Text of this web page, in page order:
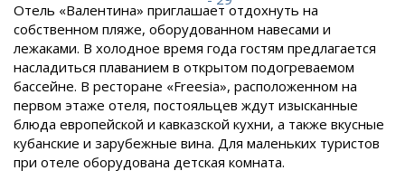
Отель «Валентина» приглашает отдохнуть на
собственном пляже, оборудованном навесами и
лежаками. В холодное время года гостям предлагается
насладиться плаванием в открытом подогреваемом
бассейне. В ресторане «Freesia», расположенном на
первом этаже отеля, постояльцев ждут изысканные
блюда европейской и кавказской кухни, а также вкусные
кубанские и зарубежные вина. Для маленьких туристов
при отеле оборудована детская комната.